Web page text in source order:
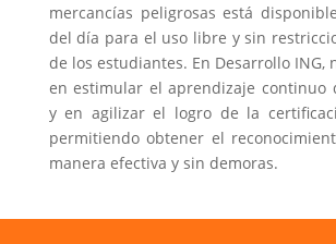
mercancías peligrosas está
del día para el uso libre y sin
de los estudiantes. En Desarrollo ING,
en estimular el aprendizaje continuo
y en agilizar el logro de la
permitiendo obtener el
manera efectiva y sin demoras.